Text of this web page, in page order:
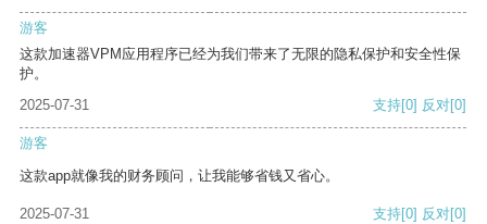
游客
这款加速器VPM应用程序已经为我们带来了无限的隐私保护和安全性保
护。
2025-07-31
支持[0] 反对[0]
游客
这款app就像我的财务顾问，让我能够省钱又省心。
2025-07-31 支持[0] 反对[0]